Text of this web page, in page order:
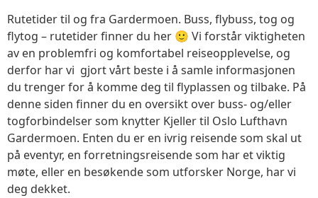
Rutetider til og fra Gardermoen. Buss, flybuss, tog og
flytog – rutetider finner du her 🙂 Vi forstår viktigheten
av en problemfri og komfortabel reiseopplevelse, og
derfor har vi gjort vårt beste i å samle informasjonen
du trenger for å komme deg til flyplassen og tilbake. På
denne siden finner du en oversikt over buss- og/eller
togforbindelser som knytter Kjeller til Oslo Lufthavn
Gardermoen. Enten du er en ivrig reisende som skal ut
på eventyr, en forretningsreisende som har et viktig
møte, eller en besøkende som utforsker Norge, har vi
deg dekket.